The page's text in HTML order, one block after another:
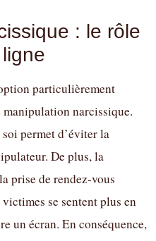
: le rôle
particulièrement
narcissique.
permet d’éviter la
De plus, la
prise de rendez-vous
se sentent plus en
un écran. En conséquence,